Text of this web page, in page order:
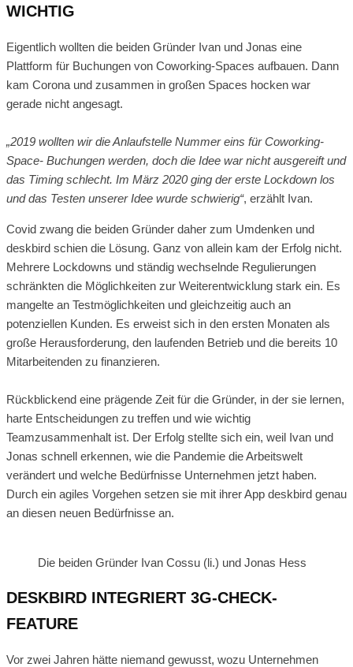
WICHTIG
Eigentlich wollten die beiden Gründer Ivan und Jonas eine
Plattform für Buchungen von Coworking-Spaces aufbauen. Dann
kam Corona und zusammen in großen Spaces hocken war
gerade nicht angesagt.
„2019 wollten wir die Anlaufstelle Nummer eins für Coworking-
Space- Buchungen werden, doch die Idee war nicht ausgereift und
das Timing schlecht. Im März 2020 ging der erste Lockdown los
und das Testen unserer Idee wurde schwierig“, erzählt Ivan.
Covid zwang die beiden Gründer daher zum Umdenken und
deskbird schien die Lösung. Ganz von allein kam der Erfolg nicht.
Mehrere Lockdowns und ständig wechselnde Regulierungen
schränkten die Möglichkeiten zur Weiterentwicklung stark ein. Es
mangelte an Testmöglichkeiten und gleichzeitig auch an
potenziellen Kunden. Es erweist sich in den ersten Monaten als
große Herausforderung, den laufenden Betrieb und die bereits 10
Mitarbeitenden zu finanzieren.
Rückblickend eine prägende Zeit für die Gründer, in der sie lernen,
harte Entscheidungen zu treffen und wie wichtig
Teamzusammenhalt ist. Der Erfolg stellte sich ein, weil Ivan und
Jonas schnell erkennen, wie die Pandemie die Arbeitswelt
verändert und welche Bedürfnisse Unternehmen jetzt haben.
Durch ein agiles Vorgehen setzen sie mit ihrer App deskbird genau
an diesen neuen Bedürfnisse an.
Die beiden Gründer Ivan Cossu (li.) und Jonas Hess
DESKBIRD INTEGRIERT 3G-CHECK-
FEATURE
Vor zwei Jahren hätte niemand gewusst, wozu Unternehmen